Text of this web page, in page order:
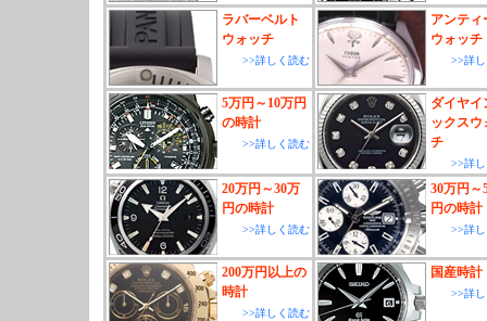
ラバーベルト
ウォッチ
>>詳しく読む
アンティ
ウォッチ
>>詳
5万円～10万円
の時計
>>詳しく読む
ダイヤイ
ックスウ
チ
>>詳
20万円～30万
円の時計
>>詳しく読む
30万円～
円の時計
>>詳
200万円以上の
時計
>>詳しく読む
国産時計
>>詳